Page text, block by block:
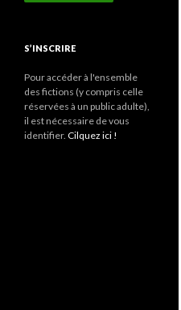
S’INSCRIRE
Pour accéder à l'ensemble
des fictions (y compris celle
réservées à un public adulte),
il est nécessaire de vous
identifier. Cilquez ici !